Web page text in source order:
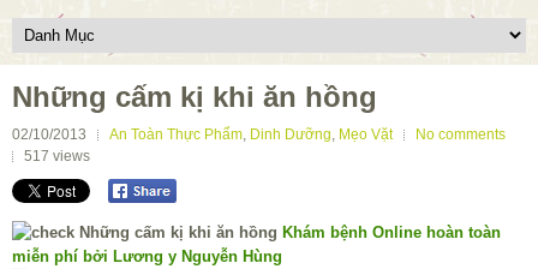
Những cấm kị khi ăn hồng
02/10/2013 An Toàn Thực Phẩm, Dinh Dưỡng, Mẹo Vặt
No comments
517 views
Khám bệnh Online hoàn toàn
miễn phí bởi Lương y Nguyễn Hùng